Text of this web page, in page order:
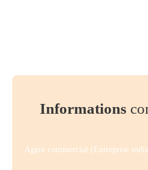
Informations
Agent commercial (Entreprise